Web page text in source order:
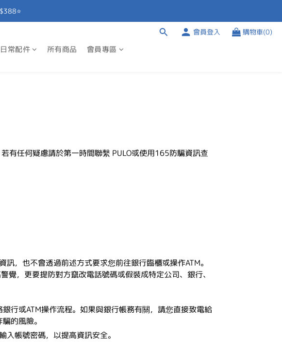
會員登入 購物車(0)
日常配件 所有商品 會員專區
有任何疑慮請於第一時間聯繫 PULO或使用165防騙資訊查
訊，也不會透過前述方式要求您前往銀行臨櫃或操作ATM。
覺，更要提防對方竄改電話號碼或假裝成特定公司、銀行、
銀行或ATM操作流程。如果與銀行帳務有關，請您直接致電給
的風險。
帳號密碼，以提高資訊安全。